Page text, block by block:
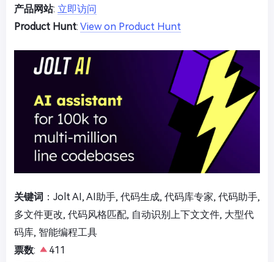
产品网站: 立即访问
Product Hunt: View on Product Hunt
关键词 ：Jolt AI, AI助手, 代码生成, 代码库专家, 代码助手,
多文件更改, 代码风格匹配, 自动识别上下文文件, 大型代
码库, 智能编程工具
票数:
411